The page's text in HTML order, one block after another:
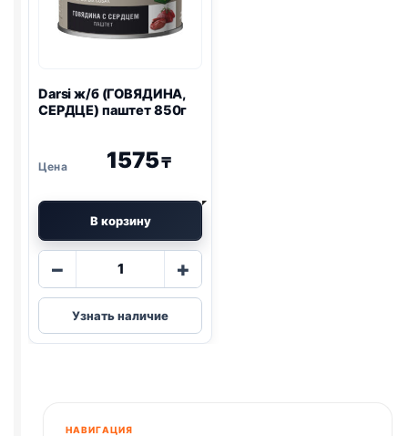
Darsi ж/б (ГОВЯДИНА,
СЕРДЦЕ) паштет 850г
1575₸
В корзину
−
Количество
Darsi
ж/
б
850г
+
Узнать наличие
НАВИГАЦИЯ